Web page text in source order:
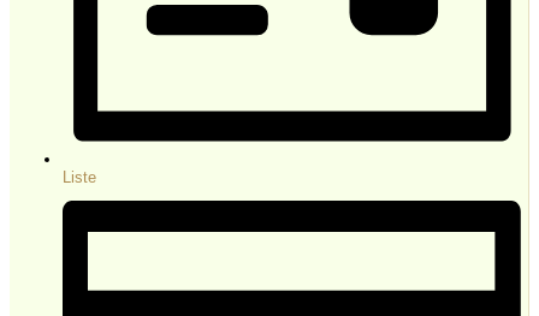
Liste